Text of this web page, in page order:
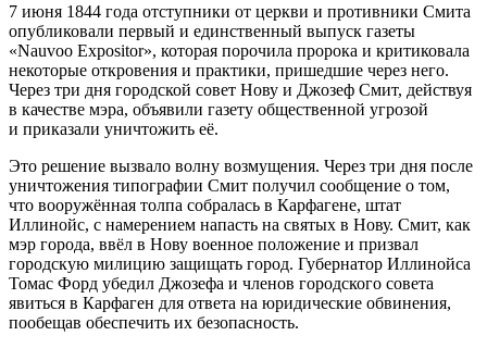
7 июня 1844 года отступники от церкви и противники Смита
опубликовали первый и единственный выпуск газеты
«Nauvoo Expositor», которая порочила пророка и критиковала
некоторые откровения и практики, пришедшие через него.
Через три дня городской совет Нову и Джозеф Смит, действуя
в качестве мэра, объявили газету общественной угрозой
и приказали уничтожить её.
Это решение вызвало волну возмущения. Через три дня после
уничтожения типографии Смит получил сообщение о том,
что вооружённая толпа собралась в Карфагене, штат
Иллинойс, с намерением напасть на святых в Нову. Смит, как
мэр города, ввёл в Нову военное положение и призвал
городскую милицию защищать город. Губернатор Иллинойса
Томас Форд убедил Джозефа и членов городского совета
явиться в Карфаген для ответа на юридические обвинения,
пообещав обеспечить их безопасность.